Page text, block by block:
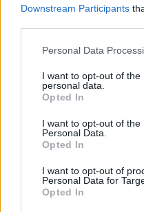
Downstream Participants
Personal Data
I want to opt-out of the
personal data.
Opted In
I want to opt-out of the
Personal Data.
Opted In
I want to opt-out of
Personal Data for
Opted In